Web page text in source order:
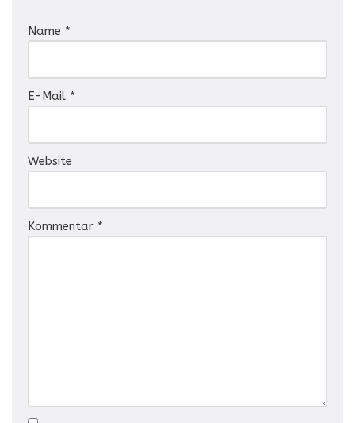
Name *
E-Mail *
Website
Kommentar *